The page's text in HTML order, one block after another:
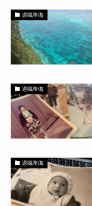
退職準備
退職準備
退職準備